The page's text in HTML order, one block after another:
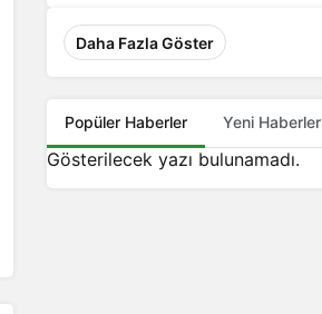
Daha Fazla Göster
Popüler Haberler Yeni Haberler
Gösterilecek yazı bulunamadı.